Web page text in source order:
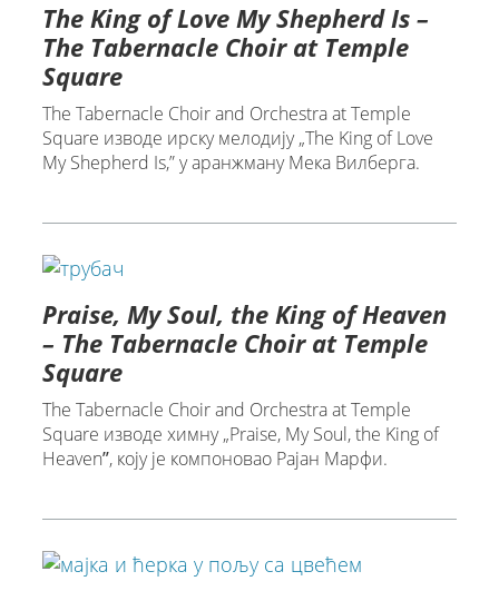
The King of Love My Shepherd Is –
The Tabernacle Choir at Temple
Square
The Tabernacle Choir and Orchestra at Temple
Square изводе ирску мелодију „The King of Love
My Shepherd Is,” у аранжману Mека Вилберга.
Praise, My Soul, the King of Heaven
– The Tabernacle Choir at Temple
Square
The Tabernacle Choir and Orchestra at Temple
Square изводе химну „Praise, My Soul, the King of
Heavenˮ, коју је компоновао Рајан Марфи.